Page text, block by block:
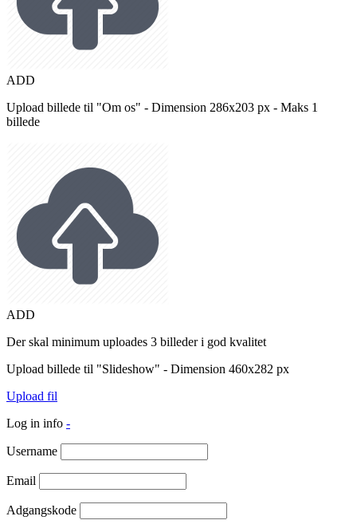
ADD
Upload billede til "Om os" - Dimension 286x203 px - Maks 1
billede
ADD
Der skal minimum uploades 3 billeder i god kvalitet
Upload billede til "Slideshow" - Dimension 460x282 px
Upload fil
Log in info -
Username
Email
Adgangskode